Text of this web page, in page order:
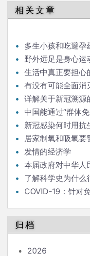
导
航
相关文章
多生小孩和吃避孕
野外远足是身心
发言生活中真正要担心
有没有可能全面消
详解关于新冠溯源
中国能通过“群体
新冠感染何时用抗
居家制氧和吸氧要
发情的经济学
本届政府对中华人
了解科学史为什么
COVID-19：针对
归档
2026